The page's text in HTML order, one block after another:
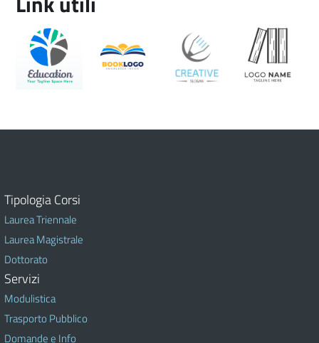
Tipologia Corsi
Laurea Triennale
Laurea Magistrale
Dottorato
Servizi
Modulistica
Trasporto Pubblico
Domande e Info